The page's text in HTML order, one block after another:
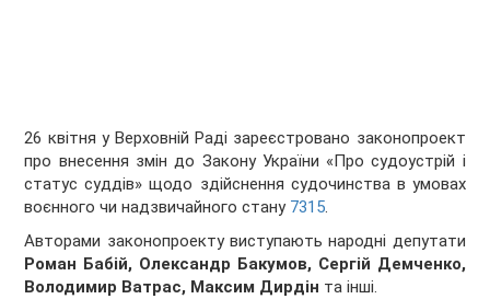
26 квітня у Верховній Раді зареєстровано законопроект
про внесення змін до Закону України «Про судоустрій і
статус суддів» щодо здійснення судочинства в умовах
воєнного чи надзвичайного стану 7315.
Авторами законопроекту виступають народні депутати
Роман Бабій, Олександр Бакумов, Сергій Демченко,
Володимир Ватрас, Максим Дирдін та інші.